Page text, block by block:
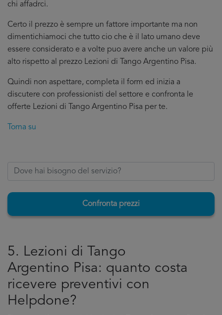
chi affadrci.
Certo il prezzo è sempre un fattore importante ma non
dimentichiamoci che tutto cio che è il lato umano deve
essere considerato e a volte puo avere anche un valore più
alto rispetto al prezzo Lezioni di Tango Argentino Pisa.
Quindi non aspettare, completa il form ed inizia a
discutere con professionisti del settore e confronta le
offerte Lezioni di Tango Argentino Pisa per te.
Torna su
Confronta prezzi
5. Lezioni di Tango
Argentino Pisa: quanto costa
ricevere preventivi con
Helpdone?